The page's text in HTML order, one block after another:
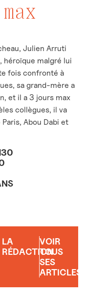
Julien Arruti
héroïque malgré lui
fois confronté à
sa grand-mère a
et il a 3 jours max
collègues, il va
Abou Dabi et
LA
RÉDACTION
VOIR
TOUS
SES
ARTICLES